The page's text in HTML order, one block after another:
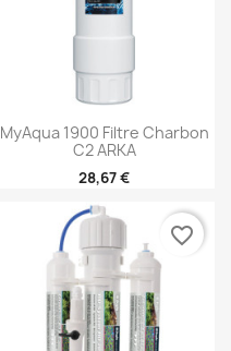
MyAqua 1900 Filtre Charbon
C2 ARKA
28,67 €
favorite_border